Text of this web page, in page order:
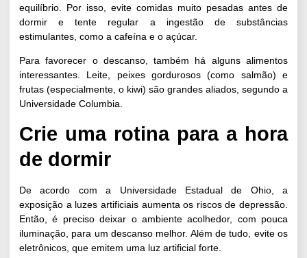
equilíbrio. Por isso, evite comidas muito pesadas antes de
dormir e tente regular a ingestão de substâncias
estimulantes, como a cafeína e o açúcar.
Para favorecer o descanso, também há alguns alimentos
interessantes. Leite, peixes gordurosos (como salmão) e
frutas (especialmente, o kiwi) são grandes aliados, segundo a
Universidade Columbia.
Crie uma rotina para a hora
de dormir
De acordo com a Universidade Estadual de Ohio, a
exposição a luzes artificiais aumenta os riscos de depressão.
Então, é preciso deixar o ambiente acolhedor, com pouca
iluminação, para um descanso melhor. Além de tudo, evite os
eletrônicos, que emitem uma luz artificial forte.